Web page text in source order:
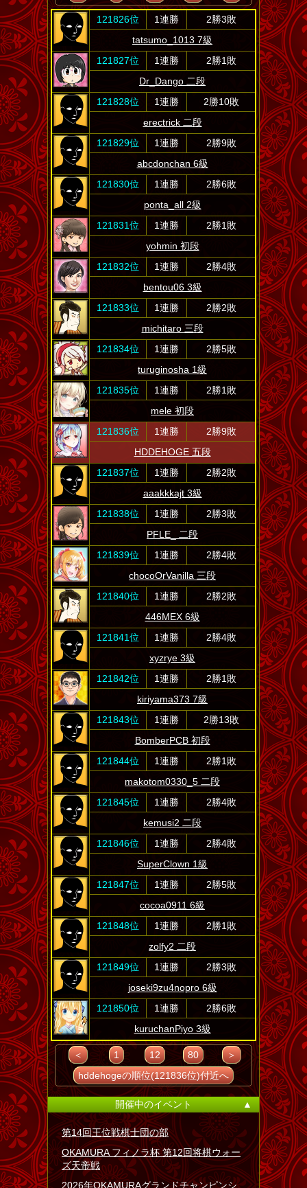
121826位 1連勝
2勝3敗
tatsumo_1013 7級
121827位
1連勝
2勝1敗
Dr_Dango 二段
121828位
1連勝
2勝10敗
erectrick 二段
121829位
1連勝
2勝9敗
abcdonchan 6級
121830位
1連勝
2勝6敗
ponta_all 2級
121831位
1連勝
2勝1敗
yohmin 初段
121832位
1連勝
2勝4敗
bentou06 3級
121833位
1連勝
2勝2敗
michitaro 三段
121834位
1連勝
2勝5敗
turuginosha 1級
121835位
1連勝
2勝1敗
mele 初段
121836位
1連勝
2勝9敗
HDDEHOGE 五段
121837位
1連勝
2勝2敗
aaakkkajt 3級
121838位
1連勝
2勝3敗
PFLE_ 二段
121839位
1連勝
2勝4敗
chocoOrVanilla 三段
121840位
1連勝
2勝2敗
446MEX 6級
121841位
1連勝
2勝4敗
xyzrye 3級
121842位
1連勝
2勝1敗
kiriyama373 7級
121843位
1連勝
2勝13敗
BomberPCB 初段
121844位
1連勝
2勝1敗
makotom0330_5 二段
121845位
1連勝
2勝4敗
kemusi2 二段
121846位
1連勝
2勝4敗
SuperClown 1級
121847位
1連勝
2勝5敗
cocoa0911 6級
121848位
1連勝
2勝1敗
zolfy2 二段
121849位
1連勝
2勝3敗
joseki9zu4nopro 6級
121850位
1連勝
2勝6敗
kuruchanPiyo 3級
＜ 1 12 80
＞
hddehogeの順位(121836位)付近へ
開催中のイベント ▲
第14回王位戦棋士団の部
OKAMURA フィノラ杯 第12回将棋ウォー
ズ天帝戦
2026年OKAMURAグランドチャンピンシ